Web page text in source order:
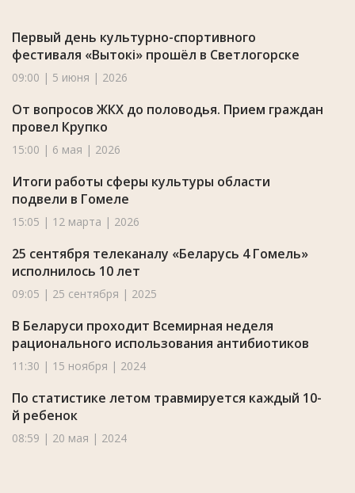
Первый день культурно-спортивного
фестиваля «Вытокі» прошёл в Светлогорске
09:00 | 5 июня | 2026
От вопросов ЖКХ до половодья. Прием граждан
провел Крупко
15:00 | 6 мая | 2026
Итоги работы сферы культуры области
подвели в Гомеле
15:05 | 12 марта | 2026
25 сентября телеканалу «Беларусь 4 Гомель»
исполнилось 10 лет
09:05 | 25 сентября | 2025
В Беларуси проходит Всемирная неделя
рационального использования антибиотиков
11:30 | 15 ноября | 2024
По статистике летом травмируется каждый 10-
й ребенок
08:59 | 20 мая | 2024